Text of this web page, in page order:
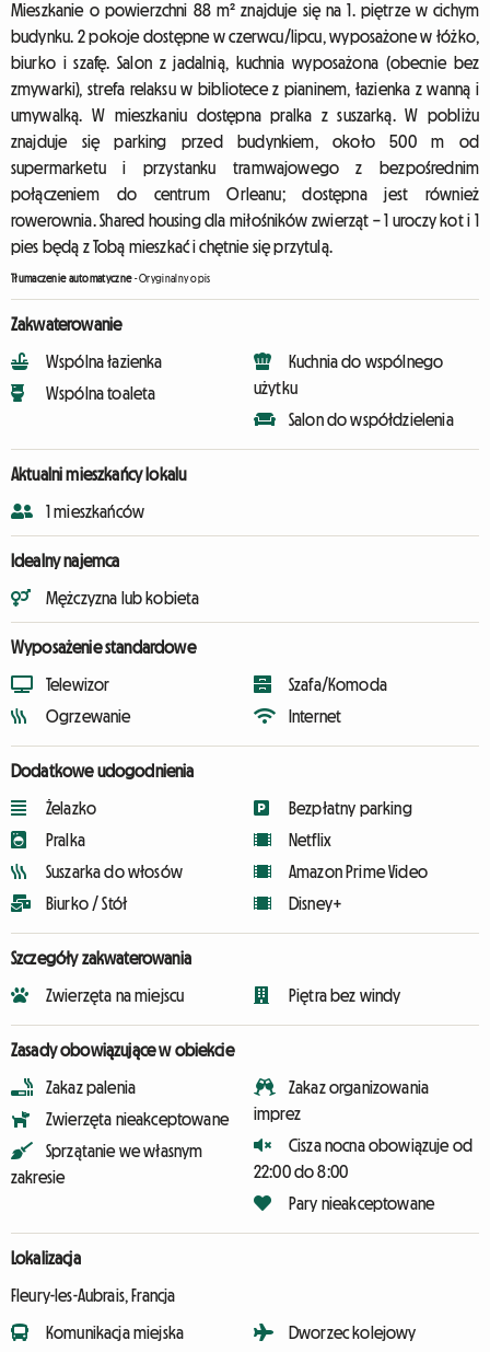
Mieszkanie o powierzchni 88 m² znajduje się na 1. piętrze w cichym
budynku. 2 pokoje dostępne w czerwcu/lipcu, wyposażone w łóżko,
biurko i szafę. Salon z jadalnią, kuchnia wyposażona (obecnie bez
zmywarki), strefa relaksu w bibliotece z pianinem, łazienka z wanną i
umywalką. W mieszkaniu dostępna pralka z suszarką. W pobliżu
znajduje się parking przed budynkiem, około 500 m od
supermarketu i przystanku tramwajowego z bezpośrednim
połączeniem do centrum Orleanu; dostępna jest również
rowerownia. Shared housing dla miłośników zwierząt – 1 uroczy kot i 1
pies będą z Tobą mieszkać i chętnie się przytulą.
Tłumaczenie automatyczne-Oryginalny opis
Zakwaterowanie
Wspólna łazienka
Wspólna toaleta
Kuchnia do wspólnego
użytku
Salon do współdzielenia
Aktualni mieszkańcy lokalu
1 mieszkańców
Idealny najemca
Mężczyzna lub kobieta
Wyposażenie standardowe
Telewizor
Ogrzewanie
Szafa/Komoda
Internet
Dodatkowe udogodnienia
Żelazko
Pralka
Suszarka do włosów
Biurko / Stół
Bezpłatny parking
Netflix
Amazon Prime Video
Disney+
Szczegóły zakwaterowania
Zwierzęta na miejscu Piętra bez windy
Zasady obowiązujące w obiekcie
Zakaz palenia
Zwierzęta nieakceptowane
Sprzątanie we własnym
zakresie
Zakaz organizowania
imprez
Cisza nocna obowiązuje od
22:00 do 8:00
Pary nieakceptowane
Lokalizacja
Fleury-les-Aubrais, Francja
Komunikacja miejska Dworzec kolejowy